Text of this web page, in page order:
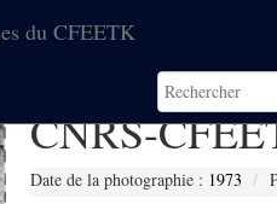
du CFEETK
CNRS-
Date de la photographie : 1973